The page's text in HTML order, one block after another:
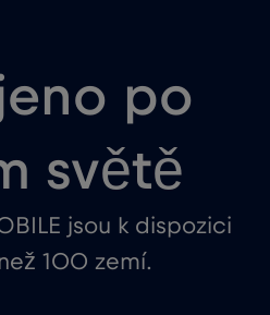
po
světě
jsou k dispozici
100 zemí.